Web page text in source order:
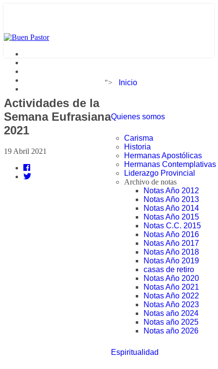
"> Inicio
Quienes somos
Carisma
Historia
Hermanas Apostólicas
Hermanas Contemplativas
Liderazgo Provincial
Archivo de notas
Notas Año 2012
Notas Año 2013
Notas Año 2014
Notas Año 2015
Notas C.C. 2015
Notas Año 2016
Notas Año 2017
Notas Año 2018
Notas Año 2019
casas de retiro
Notas Año 2020
Notas Año 2021
Notas Año 2022
Notas Año 2023
Notas año 2024
Notas año 2025
Notas año 2026
Espiritualidad
Actividades de la
Semana Eufrasiana
2021
19 Abril 2021